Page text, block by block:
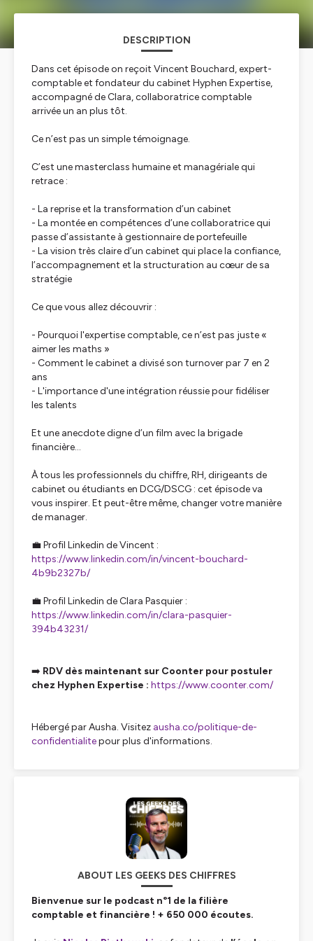
DESCRIPTION
Dans cet épisode on reçoit Vincent Bouchard, expert-
comptable et fondateur du cabinet Hyphen Expertise,
accompagné de Clara, collaboratrice comptable
arrivée un an plus tôt.
Ce n’est pas un simple témoignage.
C’est une masterclass humaine et managériale qui
retrace :
- La reprise et la transformation d’un cabinet
- La montée en compétences d’une collaboratrice qui
passe d’assistante à gestionnaire de portefeuille
- La vision très claire d’un cabinet qui place la confiance,
l’accompagnement et la structuration au cœur de sa
stratégie
Ce que vous allez découvrir :
- Pourquoi l'expertise comptable, ce n’est pas juste «
aimer les maths »
- Comment le cabinet a divisé son turnover par 7 en 2
ans
- L'importance d'une intégration réussie pour fidéliser
les talents
Et une anecdote digne d’un film avec la brigade
financière…
À tous les professionnels du chiffre, RH, dirigeants de
cabinet ou étudiants en DCG/DSCG : cet épisode va
vous inspirer. Et peut-être même, changer votre manière
de manager.
💼 Profil Linkedin de Vincent :
https://www.linkedin.com/in/vincent-bouchard-
4b9b2327b/
💼 Profil Linkedin de Clara Pasquier :
https://www.linkedin.com/in/clara-pasquier-
394b43231/
➡️ RDV dès maintenant sur Coonter pour postuler
chez Hyphen Expertise : https://www.coonter.com/
Hébergé par Ausha. Visitez ausha.co/politique-de-
confidentialitepour plus d'informations.
ABOUT LES GEEKS DES CHIFFRES
Bienvenue sur le podcast n°1 de la filière
comptable et financière ! + 650 000 écoutes.